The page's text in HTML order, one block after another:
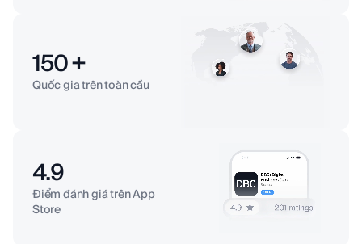
150+
Quốc gia trên toàn cầu
4.9
Điểm đánh giá trên App
Store